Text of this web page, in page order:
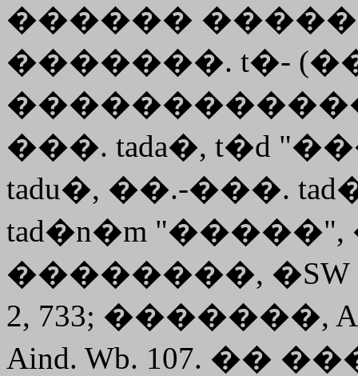
������
�������. t�-
���. tada�, t�d
tadu�, ��.-���.
tad�n�m
��������, �SW
2, 733; �������,
Aind. Wb. 107. ��